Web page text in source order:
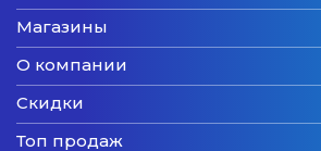
Магазины
О компании
Скидки
Топ продаж